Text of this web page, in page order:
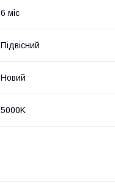
6 міс
Підвісний
Новий
5000K